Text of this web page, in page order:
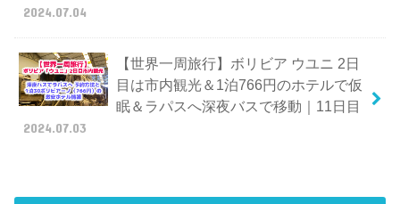
2024.07.04
【世界一周旅行】ボリビア ウユニ 2日
目は市内観光＆1泊766円のホテルで仮
眠＆ラパスへ深夜バスで移動｜11日目
2024.07.03